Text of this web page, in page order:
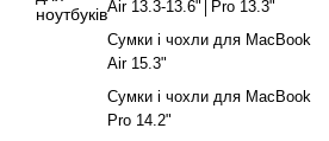
Air 13.3-13.6"│Pro 13.3"
Сумки і чохли для MacBook
Air 15.3"
Сумки і чохли для MacBook
Pro 14.2"